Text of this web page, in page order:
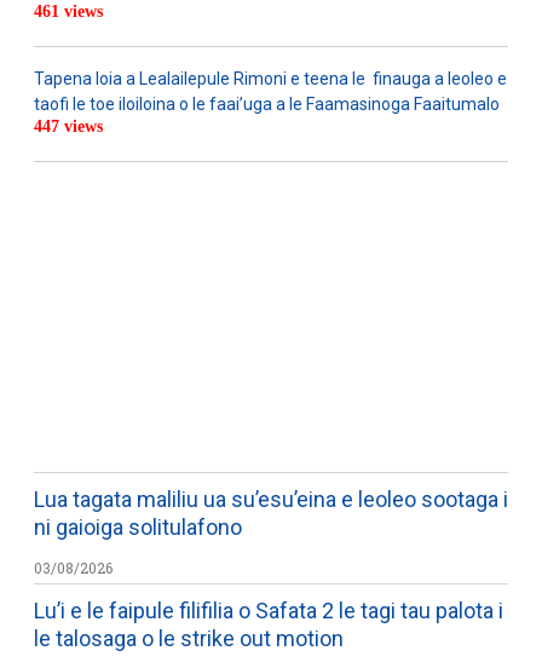
461 views
Tapena loia a Lealailepule Rimoni e teena le finauga a leoleo e
taofi le toe iloiloina o le faai’uga a le Faamasinoga Faaitumalo
447 views
Lua tagata maliliu ua su’esu’eina e leoleo sootaga i
ni gaioiga solitulafono
03/08/2026
Lu’i e le faipule filifilia o Safata 2 le tagi tau palota i
le talosaga o le strike out motion